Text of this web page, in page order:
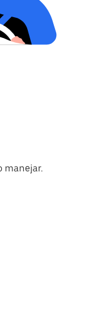
manejar.